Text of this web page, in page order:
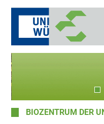
BIOZENTRUM DER